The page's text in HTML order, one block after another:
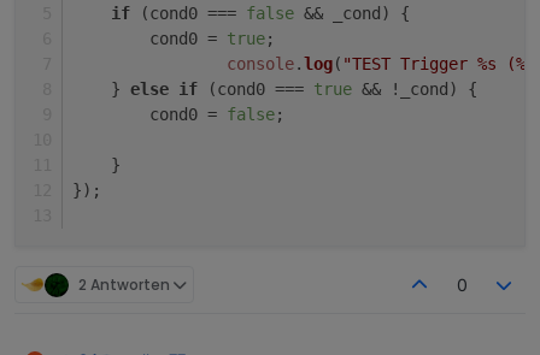
if (cond0 === false && _cond) {
        cond0 =
true;
console.log( "TEST Trigger %s
    }
else if (cond0 === true && !_cond) {
        cond0 =
false;
    }
});
2 Antworten 0